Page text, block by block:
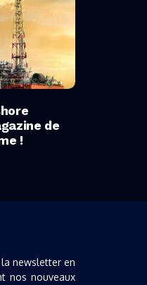
de
!
newsletter en
nos nouveaux